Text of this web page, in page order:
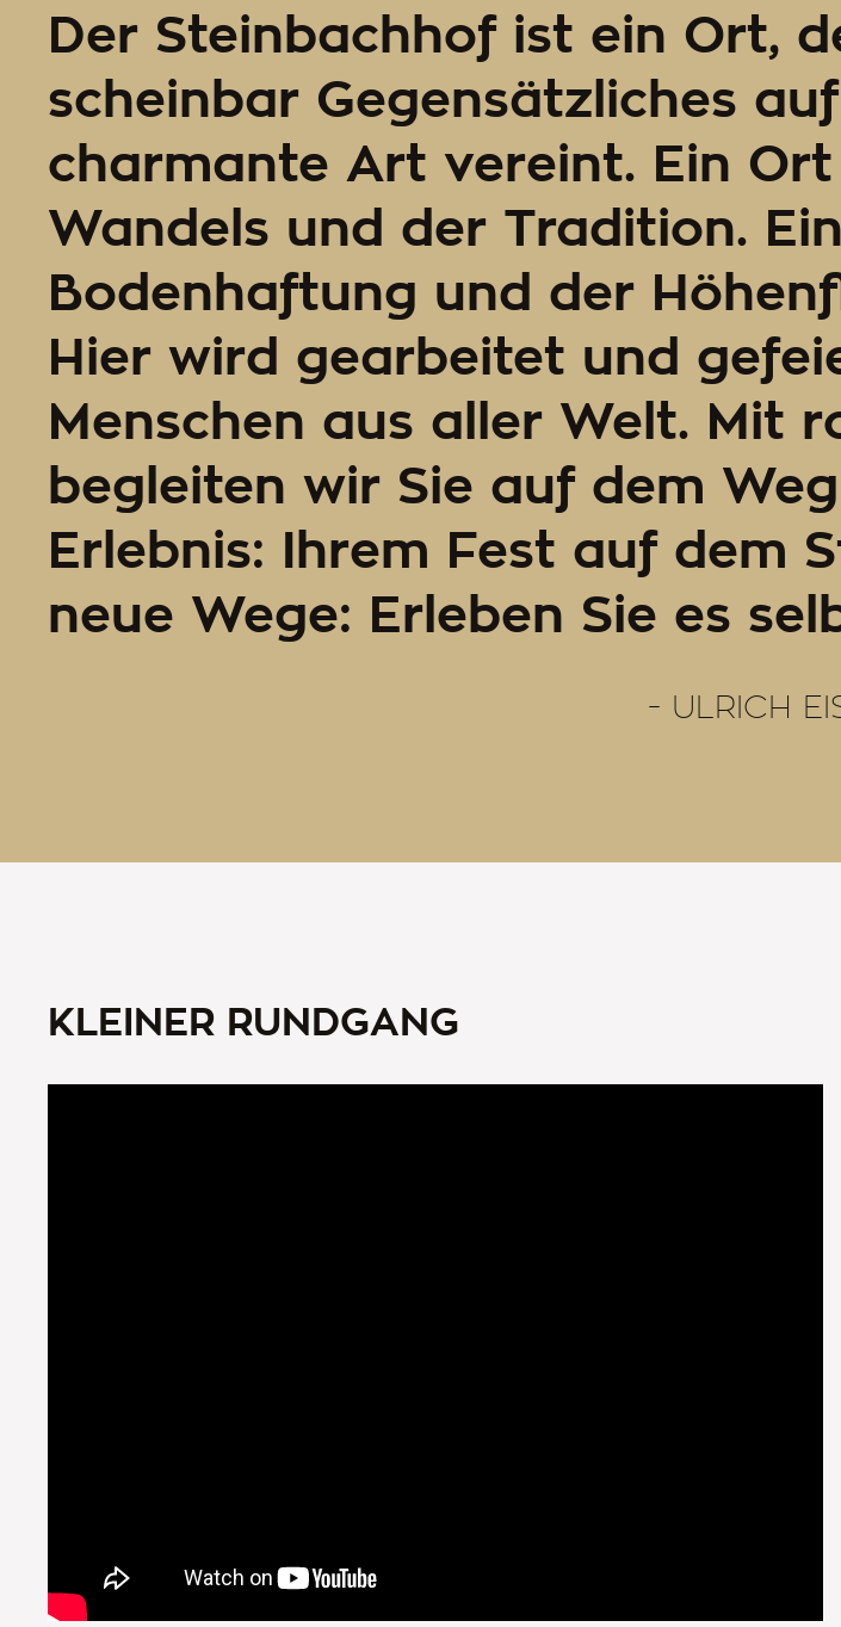
Der Steinbachhof ist ein Ort,
scheinbar Gegensätzliches auf
charmante Art vereint. Ein
Wandels und der Tradition.
Bodenhaftung und der
Hier wird gearbeitet und
Menschen aus aller Welt. Mit
begleiten wir Sie auf dem
Erlebnis: Ihrem Fest auf dem
neue Wege: Erleben Sie es
ULRICH
KLEINER RUNDGANG